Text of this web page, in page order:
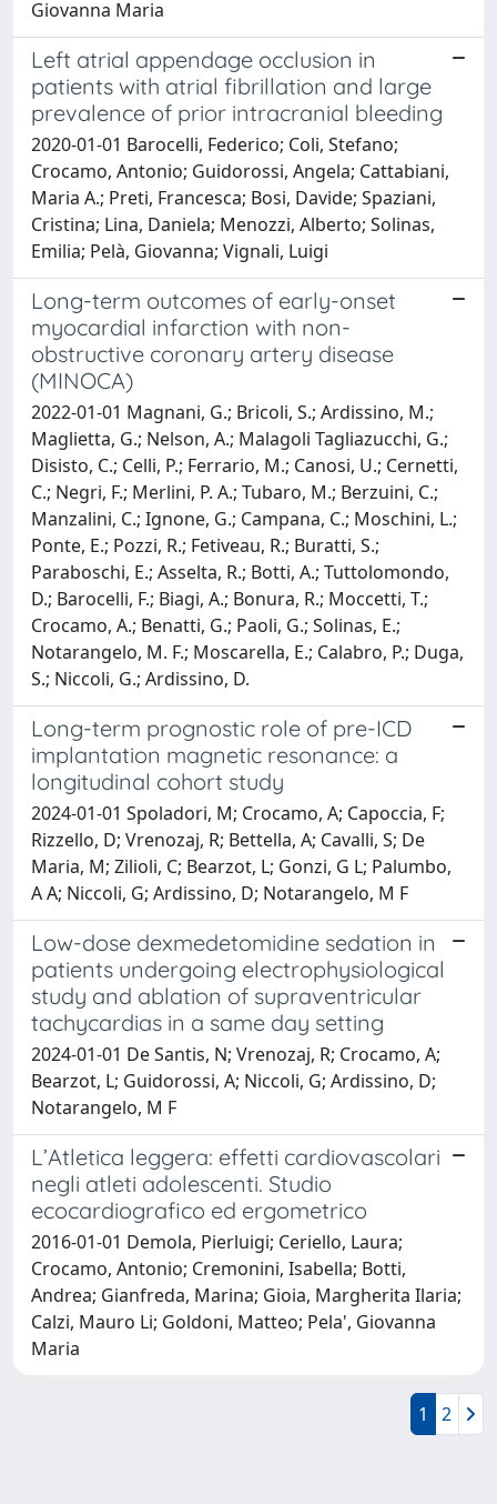
Giovanna Maria
Left atrial appendage occlusion in
patients with atrial fibrillation and large
prevalence of prior intracranial bleeding
2020-01-01 Barocelli, Federico; Coli, Stefano;
Crocamo, Antonio; Guidorossi, Angela; Cattabiani,
Maria A.; Preti, Francesca; Bosi, Davide; Spaziani,
Cristina; Lina, Daniela; Menozzi, Alberto; Solinas,
Emilia; Pelà, Giovanna; Vignali, Luigi
Long-term outcomes of early-onset
myocardial infarction with non-
obstructive coronary artery disease
(MINOCA)
2022-01-01 Magnani, G.; Bricoli, S.; Ardissino, M.;
Maglietta, G.; Nelson, A.; Malagoli Tagliazucchi, G.;
Disisto, C.; Celli, P.; Ferrario, M.; Canosi, U.; Cernetti,
C.; Negri, F.; Merlini, P. A.; Tubaro, M.; Berzuini, C.;
Manzalini, C.; Ignone, G.; Campana, C.; Moschini, L.;
Ponte, E.; Pozzi, R.; Fetiveau, R.; Buratti, S.;
Paraboschi, E.; Asselta, R.; Botti, A.; Tuttolomondo,
D.; Barocelli, F.; Biagi, A.; Bonura, R.; Moccetti, T.;
Crocamo, A.; Benatti, G.; Paoli, G.; Solinas, E.;
Notarangelo, M. F.; Moscarella, E.; Calabro, P.; Duga,
S.; Niccoli, G.; Ardissino, D.
Long-term prognostic role of pre-ICD
implantation magnetic resonance: a
longitudinal cohort study
2024-01-01 Spoladori, M; Crocamo, A; Capoccia, F;
Rizzello, D; Vrenozaj, R; Bettella, A; Cavalli, S; De
Maria, M; Zilioli, C; Bearzot, L; Gonzi, G L; Palumbo,
A A; Niccoli, G; Ardissino, D; Notarangelo, M F
Low-dose dexmedetomidine sedation in
patients undergoing electrophysiological
study and ablation of supraventricular
tachycardias in a same day setting
2024-01-01 De Santis, N; Vrenozaj, R; Crocamo, A;
Bearzot, L; Guidorossi, A; Niccoli, G; Ardissino, D;
Notarangelo, M F
L’Atletica leggera: effetti cardiovascolari
negli atleti adolescenti. Studio
ecocardiografico ed ergometrico
2016-01-01 Demola, Pierluigi; Ceriello, Laura;
Crocamo, Antonio; Cremonini, Isabella; Botti,
Andrea; Gianfreda, Marina; Gioia, Margherita Ilaria;
Calzi, Mauro Li; Goldoni, Matteo; Pela', Giovanna
Maria
1 2